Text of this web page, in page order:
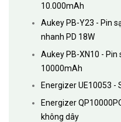
10.000mAh
Aukey PB-Y23 - Pin
nhanh PD 18W
Aukey PB-XN10 -
10000mAh
Energizer UE10053 -
Energizer
không dây